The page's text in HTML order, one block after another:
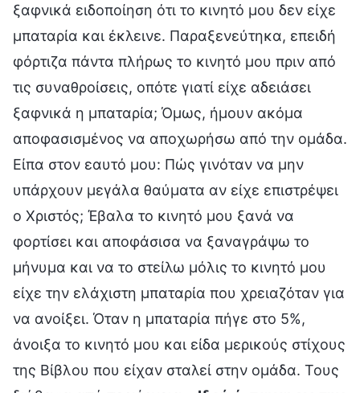
ξαφνικά ειδοποίηση ότι το κινητό μου δεν είχε
μπαταρία και έκλεινε. Παραξενεύτηκα, επειδή
φόρτιζα πάντα πλήρως το κινητό μου πριν από
τις συναθροίσεις, οπότε γιατί είχε αδειάσει
ξαφνικά η μπαταρία; Όμως, ήμουν ακόμα
αποφασισμένος να αποχωρήσω από την ομάδα.
Είπα στον εαυτό μου: Πώς γινόταν να μην
υπάρχουν μεγάλα θαύματα αν είχε επιστρέψει
ο Χριστός; Έβαλα το κινητό μου ξανά να
φορτίσει και αποφάσισα να ξαναγράψω το
μήνυμα και να το στείλω μόλις το κινητό μου
είχε την ελάχιστη μπαταρία που χρειαζόταν για
να ανοίξει. Όταν η μπαταρία πήγε στο 5%,
άνοιξα το κινητό μου και είδα μερικούς στίχους
της Βίβλου που είχαν σταλεί στην ομάδα. Τους